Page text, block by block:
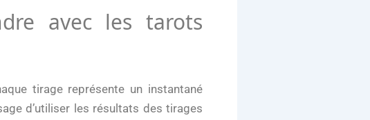
avec les tarots
tirage représente un instantané
d’utiliser les résultats des tirages